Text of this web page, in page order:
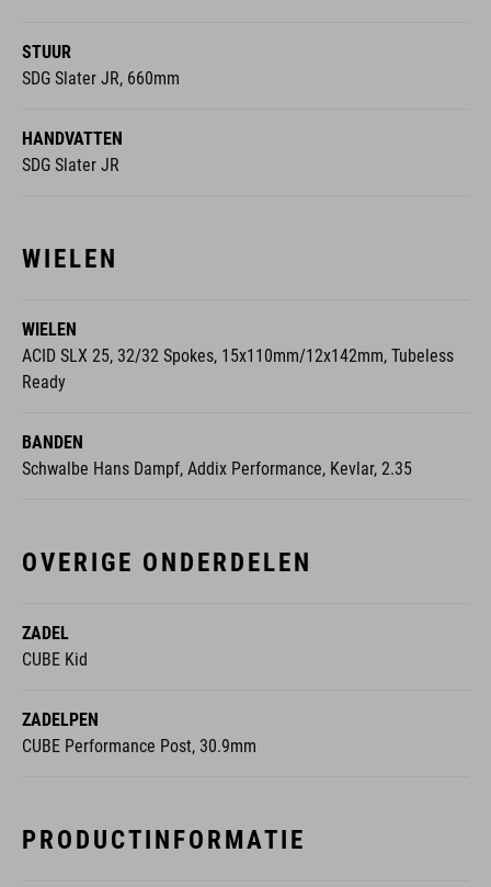
STUUR
SDG Slater JR, 660mm
HANDVATTEN
SDG Slater JR
WIELEN
WIELEN
ACID SLX 25, 32/32 Spokes, 15x110mm/12x142mm, Tubeless
Ready
BANDEN
Schwalbe Hans Dampf, Addix Performance, Kevlar, 2.35
OVERIGE ONDERDELEN
ZADEL
CUBE Kid
ZADELPEN
CUBE Performance Post, 30.9mm
PRODUCTINFORMATIE